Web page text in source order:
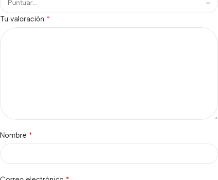
Tu valoración *
Nombre *